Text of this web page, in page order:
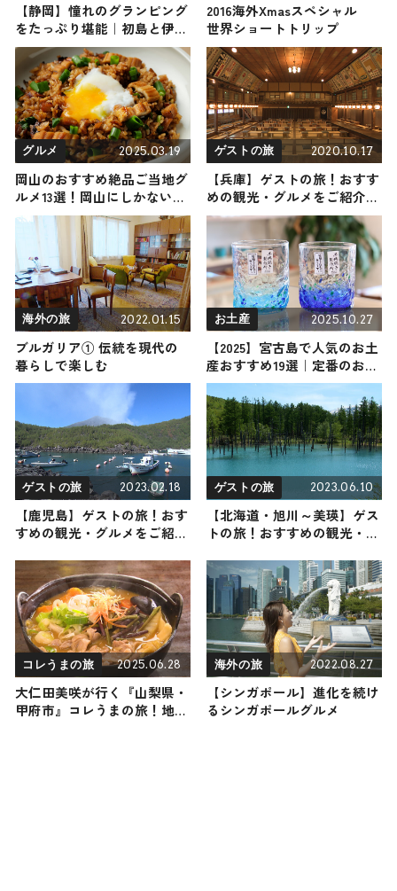
【静岡】憧れのグランピング
をたっぷり堪能｜初島と伊豆
の大人気アクティビティとグ
ルメスポット
2016海外Xmasスペシャル
世界ショートトリップ
グルメ 2025.03.19
岡山のおすすめ絶品ご当地グ
ルメ13選！岡山にしかない名
物から人気の名店8選も紹介
ゲストの旅 2020.10.17
【兵庫】ゲストの旅！おすす
めの観光・グルメをご紹介
2020年10月17日放送
海外の旅 2022.01.15
ブルガリア① 伝統を現代の
暮らしで楽しむ
お土産 2025.10.27
【2025】宮古島で人気のお土
産おすすめ19選｜定番のお菓
子からおしゃれなお土産・ば
らまき用まで幅広く紹介
ゲストの旅 2023.02.18
【鹿児島】ゲストの旅！おす
すめの観光・グルメをご紹介
ゲストの旅 2023.06.10
【北海道・旭川～美瑛】ゲス
トの旅！おすすめの観光・グ
コレうまの旅 2025.06.28
大仁田美咲が行く『山梨県・
甲府市』コレうまの旅！地元
海外の旅 2022.08.27
【シンガポール】進化を続け
るシンガポールグルメ